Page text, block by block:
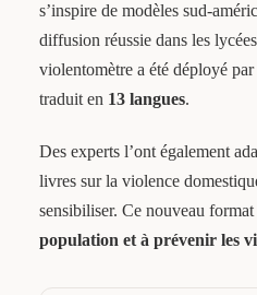
s’inspire de modèles sud-
diffusion réussie dans les
violentomètre a été déployé
traduit en 13 langues.
Des experts l’ont également
livres sur la violence
sensibiliser. Ce nouveau format
population et à prévenir les